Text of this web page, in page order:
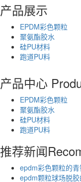
产品展示
EPDM彩色颗粒
聚氨酯胶水
硅PU材料
跑道PU料
产品中心
EPDM彩色颗粒
聚氨酯胶水
硅PU材料
跑道PU料
推荐新闻
epdm彩色颗粒的
epdm颗粒球场脱